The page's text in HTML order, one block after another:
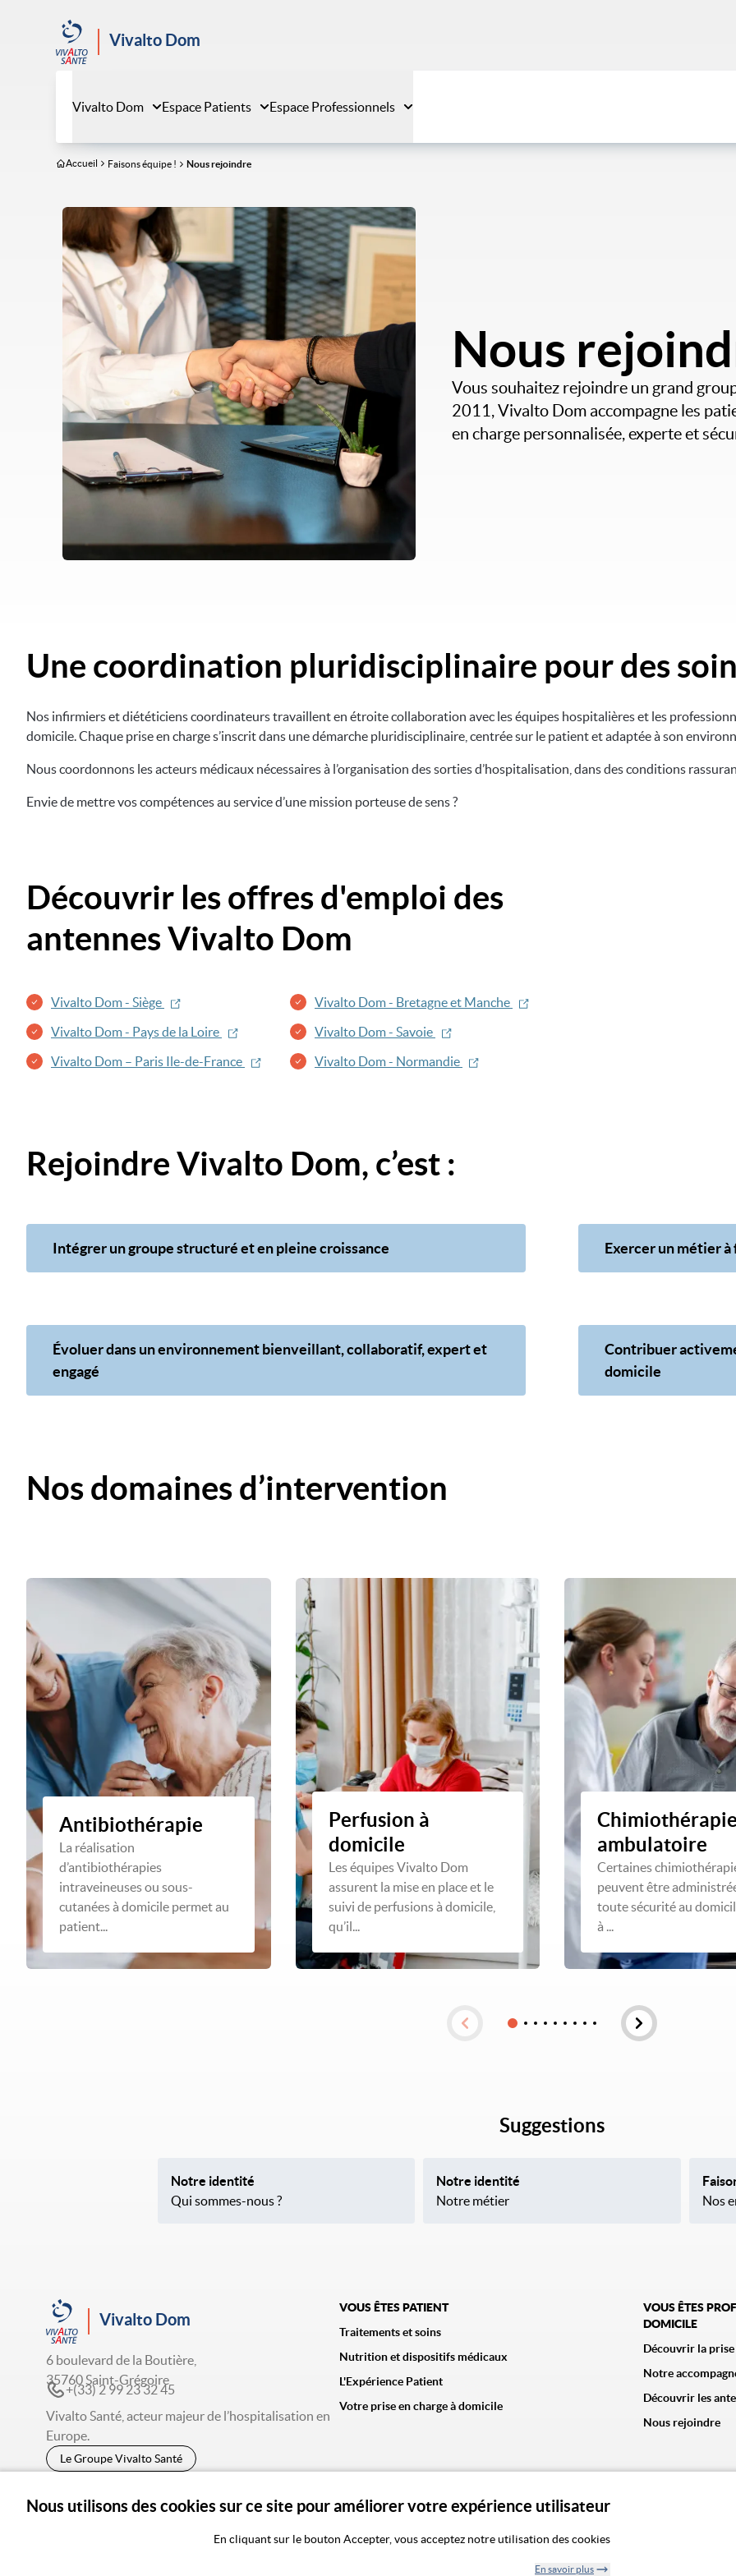
Nous utilisons des cookies sur ce site pour améliorer votre expérience utilisateur
En cliquant sur le bouton Accepter, vous acceptez notre utilisation des cookies
En savoir plus
Vivalto Dom
Vivalto Dom Espace Patients Espace Professionnels
Accueil Faisons équipe ! Nous rejoindre
Image
Nous
Vous souhaitez rejoindre un grand
2011, Vivalto Dom accompagne les
en charge personnalisée, experte et
Une coordination pluridisciplinaire pour des
Nos infirmiers et diététiciens coordinateurs travaillent en étroite collaboration avec les équipes hospitalières et les
domicile. Chaque prise en charge s’inscrit dans une démarche pluridisciplinaire, centrée sur le patient et adaptée à son
Nous coordonnons les acteurs médicaux nécessaires à l’organisation des sorties d’hospitalisation, dans des conditions
Envie de mettre vos compétences au service d’une mission porteuse de sens ?
Découvrir les offres d'emploi des
antennes Vivalto Dom
Vivalto Dom - Siège
Vivalto Dom - Bretagne et Manche
Vivalto Dom - Pays de la Loire
Vivalto Dom - Savoie
Vivalto Dom – Paris Ile-de-France
Vivalto Dom - Normandie
Rejoindre Vivalto Dom, c’est :
Intégrer un groupe structuré et en pleine croissance Exercer un métier
Évoluer dans un environnement bienveillant, collaboratif, expert et
engagé
Contribuer
domicile
Nos domaines d’intervention
Antibiothérapie
La réalisation
d’antibiothérapies
intraveineuses ou sous-
cutanées à domicile permet au
patient...
Perfusion à
domicile
Les équipes Vivalto Dom
assurent la mise en place et le
suivi de perfusions à domicile,
qu’il...
ambulatoire
Certaines
peuvent être
toute sécurité au
à ...
Suggestions
Notre identité
Qui sommes-nous ?
Notre identité
Notre métier
Nos
Vivalto Dom
6 boulevard de la Boutière,
35760 Saint-Grégoire
+(33) 2 99 23 32 45
Vivalto Santé, acteur majeur de l’hospitalisation en
Europe.
Le Groupe Vivalto Santé
VOUS ÊTES PATIENT
Traitements et soins
Nutrition et dispositifs médicaux
L'Expérience Patient
Votre prise en charge à domicile
VOUS ÊTES
DOMICILE
Découvrir la prise
Notre
Découvrir les
Nous rejoindre